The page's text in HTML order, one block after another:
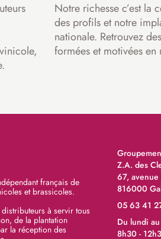
Notre richesse c’est la
des profils et notre
nationale. Retrouvez
formées et motivées en
français de
et brassicoles.
à servir tous
de la plantation
la réception des
Z.A. des
67,
816000
05 63 41
Du lundi
8h30 -